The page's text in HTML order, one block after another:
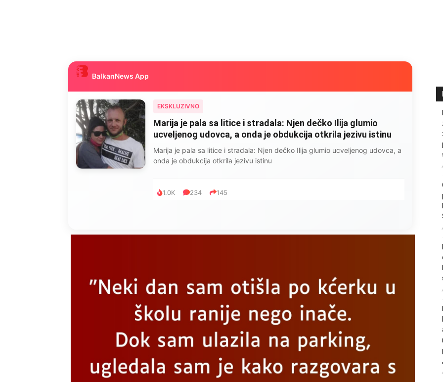
BalkanNews App
EKSKLUZIVNO
Marija je pala sa litice i stradala: Njen dečko Ilija glumio
ucveljenog udovca, a onda je obdukcija otkrila jezivu istinu
Marija je pala sa litice i stradala: Njen dečko Ilija glumio ucveljenog udovca, a
onda je obdukcija otkrila jezivu istinu
1.0K 234 145